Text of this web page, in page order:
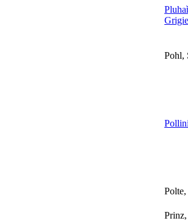
Pohl,